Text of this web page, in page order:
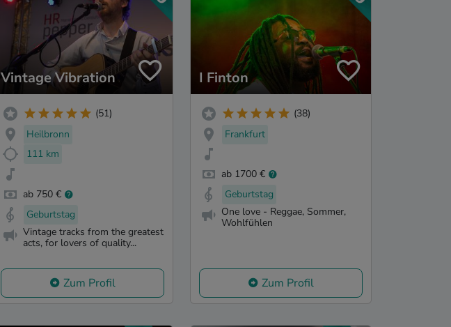
Vintage Vibration
(51)
Heilbronn
111 km
ab 750 €
Geburtstag
Vintage tracks from the greatest
acts, for lovers of quality...
Zum Profil
I Finton
(38)
Frankfurt
ab 1700 €
Geburtstag
One love - Reggae, Sommer,
Wohlfühlen
Zum Profil